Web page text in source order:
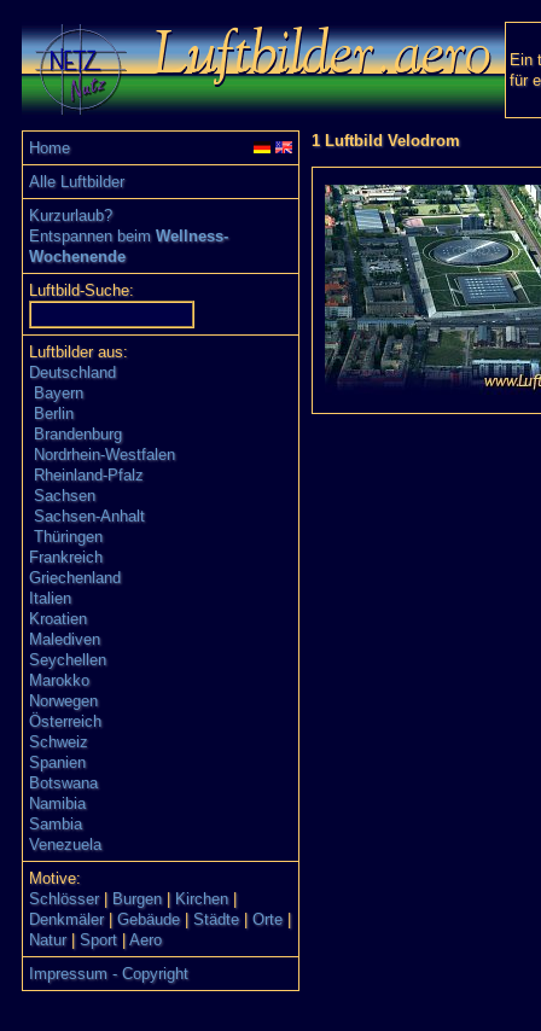
Ein
für
Home
Alle Luftbilder
Kurzurlaub?
Entspannen beim Wellness-
Wochenende
Luftbild-Suche:
Luftbilder aus:
Deutschland
Bayern
Berlin
Brandenburg
Nordrhein-Westfalen
Rheinland-Pfalz
Sachsen
Sachsen-Anhalt
Thüringen
Frankreich
Griechenland
Italien
Kroatien
Malediven
Seychellen
Marokko
Norwegen
Österreich
Schweiz
Spanien
Botswana
Namibia
Sambia
Venezuela
Motive:
Schlösser| Burgen| Kirchen|
Denkmäler| Gebäude| Städte| Orte|
Natur| Sport
Aero
Impressum - Copyright
1 Luftbild Velodrom